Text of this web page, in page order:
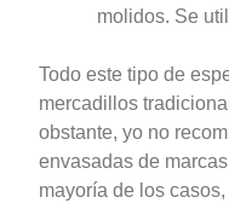
molidos. Se
Todo este tipo de
mercadillos
obstante, yo no
envasadas de
mayoría de los